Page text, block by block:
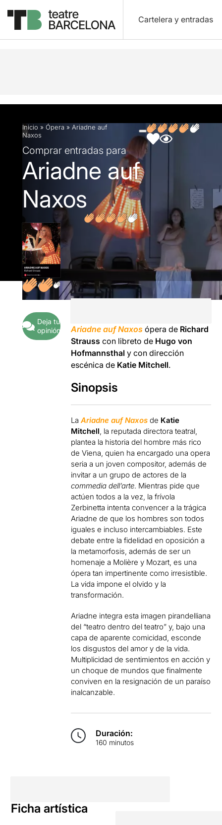
Cartelera y entradas
Descripción Ficha artística Fotos y vídeos
Inicio » Ópera » Ariadne auf
Naxos
Comprar entradas para
Ariadne auf
Naxos
Deja tu
opinión
Ariadne auf Naxos ópera de Richard
Strauss con libreto de Hugo von
Hofmannsthal y con dirección
escénica de Katie Mitchell.
Sinopsis
LaAriadne auf Naxos de Katie
Mitchell , la reputada directora teatral,
plantea la historia del hombre más rico
de Viena, quien ha encargado una opera
seria a un joven compositor, además de
invitar a un grupo de actores de la
commedia dell’arte. Mientras pide que
actúen todos a la vez, la frívola
Zerbinetta intenta convencer a la trágica
Ariadne de que los hombres son todos
iguales e incluso intercambiables. Este
debate entre la fidelidad en oposición a
la metamorfosis, además de ser un
homenaje a Molière y Mozart, es una
ópera tan impertinente como irresistible.
La vida impone el olvido y la
transformación.
Ariadne integra esta imagen pirandelliana
del “teatro dentro del teatro” y, bajo una
capa de aparente comicidad, esconde
los disgustos del amor y de la vida.
Multiplicidad de sentimientos en acción y
un choque de mundos que finalmente
conviven en la resignación de un paraíso
inalcanzable.
Duración:
160 minutos
Ficha artística